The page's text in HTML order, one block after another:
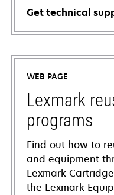
Get technical
opens
in
new
tab
WEB PAGE
Lexmark
programs
Find out how to
and equipment
Lexmark
the Lexmark